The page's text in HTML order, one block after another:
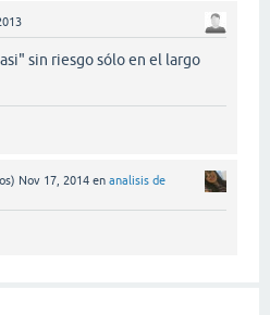
sin riesgo sólo en el largo
Nov 17, 2014 en analisis de